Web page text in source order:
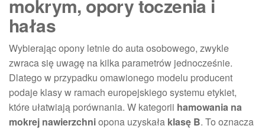
mokrym, opory toczenia i
hałas
Wybierając opony letnie do auta osobowego, zwykle
zwraca się uwagę na kilka parametrów jednocześnie.
Dlatego w przypadku omawionego modelu producent
podaje klasy w ramach europejskiego systemu etykiet,
które ułatwiają porównania. W kategorii hamowania na
mokrej nawierzchniopona uzyskała klasę B. To oznacza